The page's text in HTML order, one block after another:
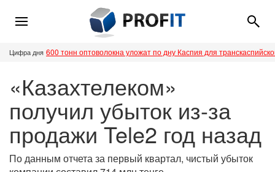
Цифра дня 600 тонн оптоволокна уложат по дну Каспия для
«Казахтелеком»
получил убыток из-за
продажи Tele2 год назад
По данным отчета за первый квартал, чистый убыток